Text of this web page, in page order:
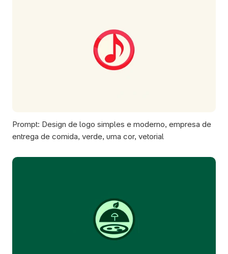
Prompt: Design de logo simples e moderno, empresa de
entrega de comida, verde, uma cor, vetorial